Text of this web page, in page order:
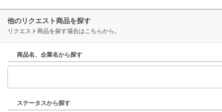
他のリクエスト商品を探す
リクエスト商品を探す場合はこちらから。
商品名、企業名から探す
ステータスから探す